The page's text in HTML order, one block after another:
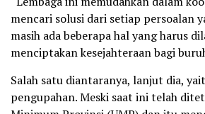
mencari solusi dari setiap persoalan
masih ada beberapa hal yang harus
menciptakan kesejahteraan bagi
Salah satu diantaranya, lanjut dia,
pengupahan. Meski saat ini telah